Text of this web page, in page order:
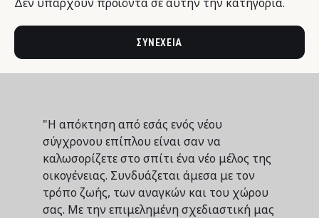
ΣΥΝΈΧΕΙΑ
"Η απόκτηση από εσάς ενός νέου
σύγχρονου επίπλου είναι σαν να
καλωσορίζετε στο σπίτι ένα νέο μέλος της
οικογένειας. Συνδυάζεται άμεσα με τον
τρόπο ζωής, των αναγκών και του χώρου
σας. Με την επιμελημένη σχεδιαστική μας